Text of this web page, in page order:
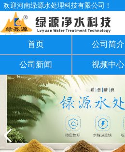
欢迎河南绿源水处理科技有限公司！
首页 公司简介
公司新闻 视频中心